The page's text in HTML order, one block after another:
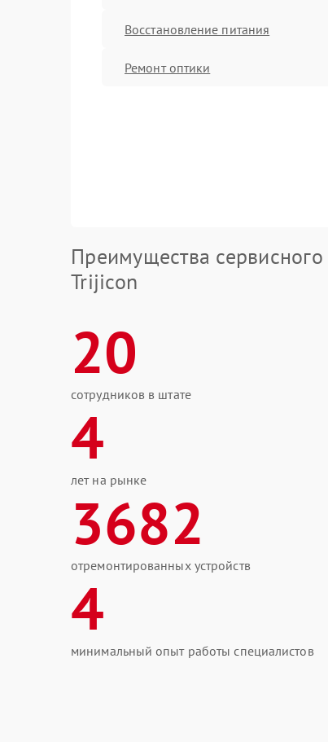
Восстановление питания
Ремонт оптики
Преимущества сервисного
Trijicon
20
сотрудников в штате
4
лет на рынке
3682
отремонтированных устройств
4
минимальный опыт работы специалистов